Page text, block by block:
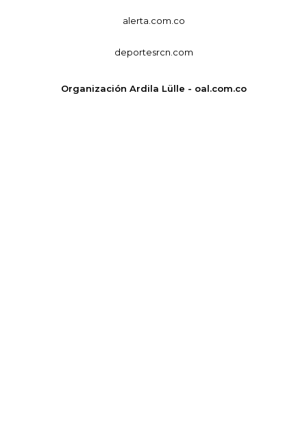
alerta.com.co
deportesrcn.com
Organización Ardila Lülle - oal.com.co